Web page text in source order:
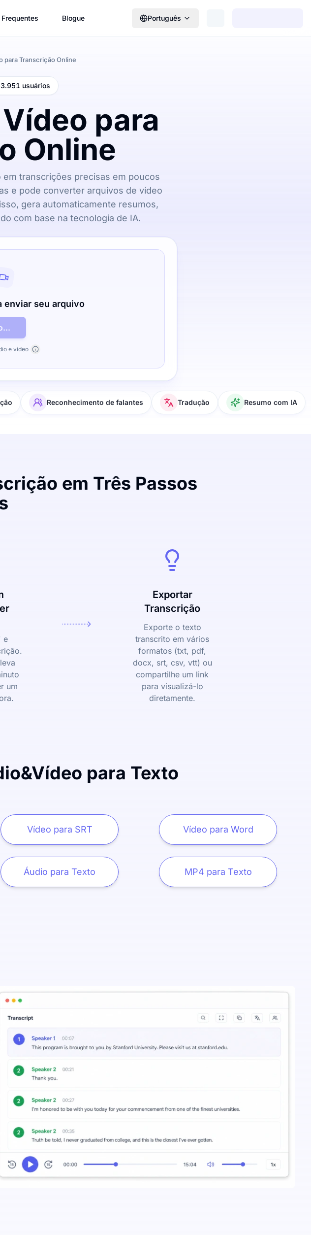
Blogue Português
para Transcrição Online
usuários
para
Online
transcrições precisas em poucos
e pode converter arquivos de vídeo
gera automaticamente resumos,
com base na tecnologia de IA.
enviar seu arquivo
e vídeo
Reconhecimento de falantes Tradução Resumo com IA
em Três Passos
e
um
Exportar
Transcrição
Exporte o texto
transcrito em vários
formatos (txt, pdf,
docx, srt, csv, vtt) ou
compartilhe um link
para visualizá-lo
diretamente.
para Texto
Vídeo para SRT Vídeo para Word
Áudio para Texto MP4 para Texto